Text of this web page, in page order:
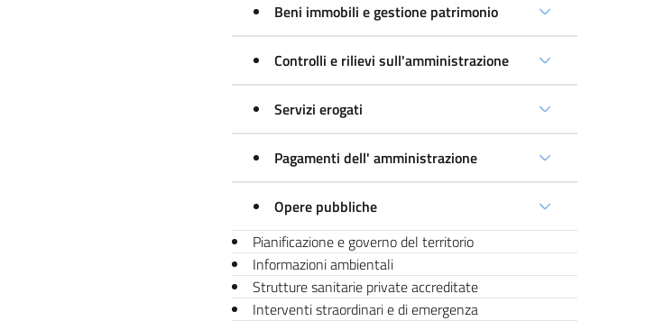
Beni immobili e gestione patrimonio
Controlli e rilievi sull'amministrazione
Servizi erogati
Pagamenti dell' amministrazione
Opere pubbliche
Pianificazione e governo del territorio
Informazioni ambientali
Strutture sanitarie private accreditate
Interventi straordinari e di emergenza